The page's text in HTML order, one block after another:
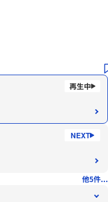
他5件...